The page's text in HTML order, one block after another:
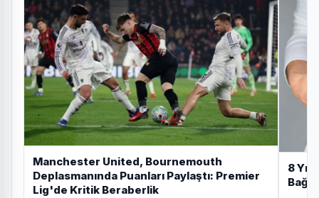
Manchester United, Bournemouth
Deplasmanında Puanları Paylaştı: Premier
Lig'de Kritik Beraberlik
8 Yıl